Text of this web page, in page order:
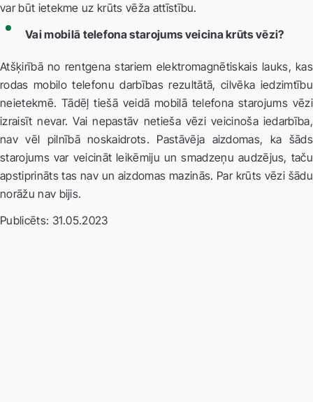
var būt ietekme uz krūts vēža attīstību.
Vai mobilā telefona starojums veicina krūts vēzi?
Atšķirībā no rentgena stariem elektromagnētiskais lauks, kas
rodas mobilo telefonu darbības rezultātā, cilvēka iedzimtību
neietekmē. Tādēļ tiešā veidā mobilā telefona starojums vēzi
izraisīt nevar. Vai nepastāv netieša vēzi veicinoša iedarbība,
nav vēl pilnībā noskaidrots. Pastāvēja aizdomas, ka šāds
starojums var veicināt leikēmiju un smadzeņu audzējus, taču
apstiprināts tas nav un aizdomas mazinās. Par krūts vēzi šādu
norāžu nav bijis.
Publicēts: 31.05.2023